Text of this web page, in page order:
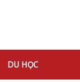
DU HỌC